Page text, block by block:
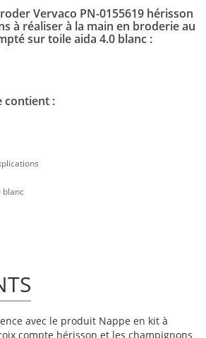
Vervaco PN-0155619 hérisson
à réaliser à la main en broderie au
sur toile aida 4.0 blanc :
contient :
blanc
avec le produit Nappe en kit à
compte hérisson et les champignons